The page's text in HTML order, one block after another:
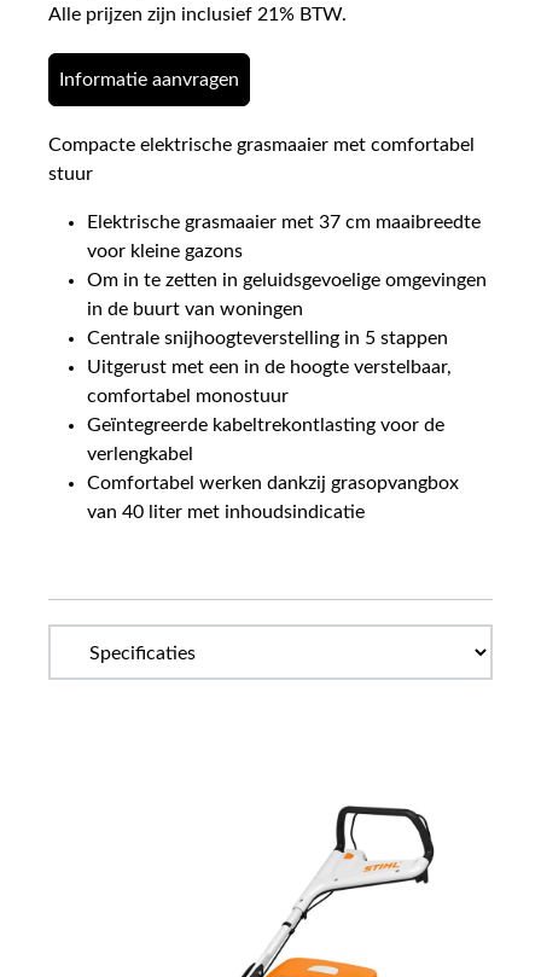
Alle prijzen zijn inclusief 21% BTW.
Informatie aanvragen
Compacte elektrische grasmaaier met comfortabel
stuur
Elektrische grasmaaier met 37 cm maaibreedte
voor kleine gazons
Om in te zetten in geluidsgevoelige omgevingen
in de buurt van woningen
Centrale snijhoogteverstelling in 5 stappen
Uitgerust met een in de hoogte verstelbaar,
comfortabel monostuur
Geïntegreerde kabeltrekontlasting voor de
verlengkabel
Comfortabel werken dankzij grasopvangbox
van 40 liter met inhoudsindicatie